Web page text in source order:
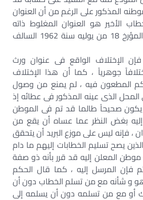
المذكور على الرغم من أن العنوان
الأخير هو العنوان المغلوط ذاته
المدون على الخطاب المؤرخ 18 من يوليه سنة 1962 السالف
الإختلاف الواقع فى عنوان ورث
جوهرياً ، كما أن هذا الإختلاف
المطعون فيه ، لم يمنع من وصول
الذى عينه المذكور فى عطائه إذ
صحيحاً طالما قد تم فى الموطن
إليه بغض النظر عما عساه أن يقع من
، فإنه ليس على موزع البريد أن يتحقق
يصح تسليم الخطابات إليهم ما دام
المعلن إليه قد قرر بأنه ذو صفة
المرسل إليه ، كما قال الحكم
و شأنه مع من تسلم الخطاب دون أن
أو مع من تسلمه دون أن يسلمه إلى